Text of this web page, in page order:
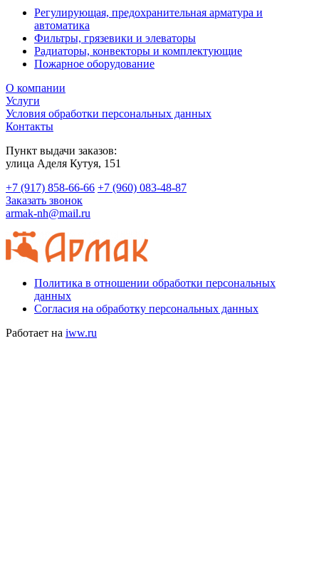
Регулирующая, предохранительная арматура и
автоматика
Фильтры, грязевики и элеваторы
Радиаторы, конвекторы и комплектующие
Пожарное оборудование
О компании
Услуги
Условия обработки персональных данных
Контакты
Пункт выдачи заказов:
​улица Аделя Кутуя, 151
+7 (917) 858-66-66 +7 (960) 083-48-87
Заказать звонок
armak-nh@mail.ru
Политика в отношении обработки персональных
данных
Согласия на обработку персональных данных
Работает на iww.ru